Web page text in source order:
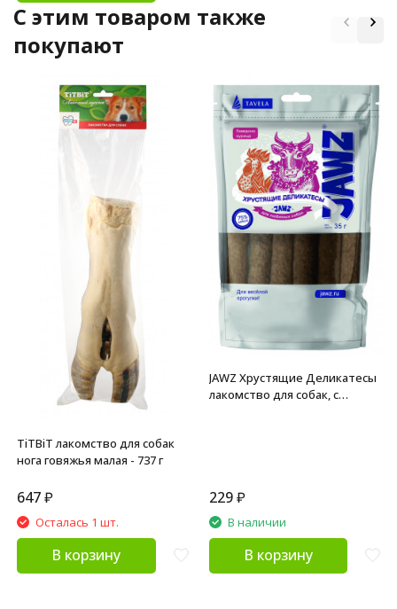
C этим товаром также
покупают
TiTBiT лакомство для собак
нога говяжья малая - 737 г
647₽
Осталась 1 шт.
В корзину
JAWZ Хрустящие Деликатесы
лакомство для собак, с
229 ₽
В наличии
В корзину